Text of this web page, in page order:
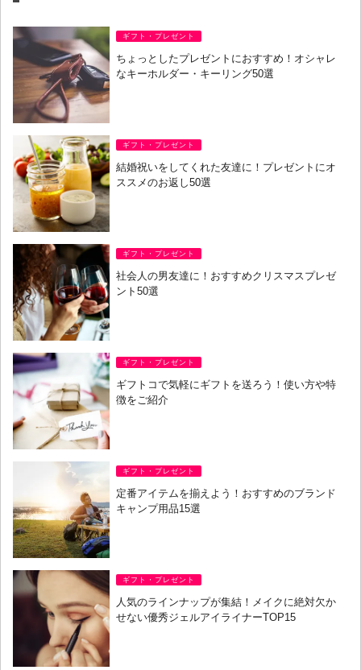
ギフト・プレゼント
ちょっとしたプレゼントにおすすめ！オシャレ
なキーホルダー・キーリング50選
ギフト・プレゼント
結婚祝いをしてくれた友達に！プレゼントにオ
ススメのお返し50選
ギフト・プレゼント
社会人の男友達に！おすすめクリスマスプレゼ
ント50選
ギフト・プレゼント
ギフトコで気軽にギフトを送ろう！使い方や特
徴をご紹介
ギフト・プレゼント
定番アイテムを揃えよう！おすすめのブランド
キャンプ用品15選
ギフト・プレゼント
人気のラインナップが集結！メイクに絶対欠か
せない優秀ジェルアイライナーTOP15